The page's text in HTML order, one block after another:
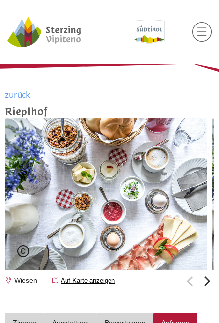
zurück
Rieplhof